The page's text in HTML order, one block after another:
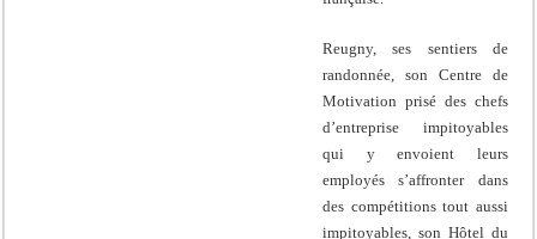
Reugny, ses sentiers de
randonnée, son Centre de
Motivation prisé des chefs
d’entreprise impitoyables
qui y envoient leurs
employés s’affronter dans
des compétitions tout aussi
impitoyables, son Hôtel du